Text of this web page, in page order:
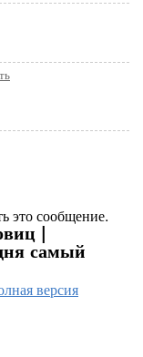
это сообщение.
|
самый
версия